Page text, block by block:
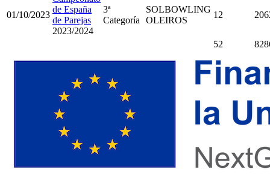
01/10/2023
de España
de Parejas
2023/2024
3ª
Categoría
SOLBOWLING
OLEIROS
12
52